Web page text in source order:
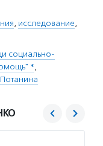
, исследование,
социально-
*,